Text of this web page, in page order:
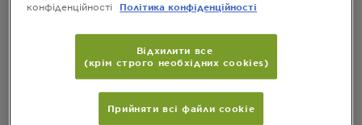
КОНТАКТИ
Зв'яжіться з нами
конфіденційності
Політика конфіденційності
Відхилити все
(крім строго необхідних cookies)
Прийняти всі файли сookie